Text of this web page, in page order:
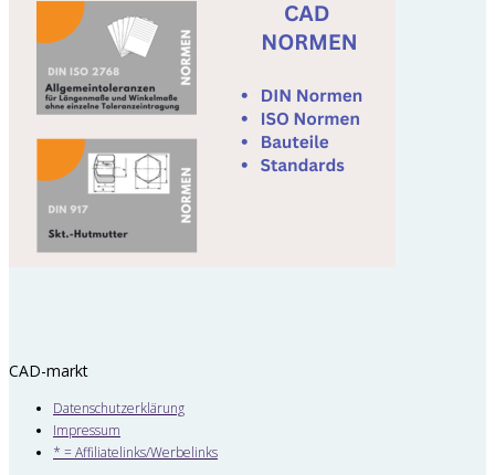
CAD-markt
Datenschutzerklärung
Impressum
* = Affiliatelinks/Werbelinks